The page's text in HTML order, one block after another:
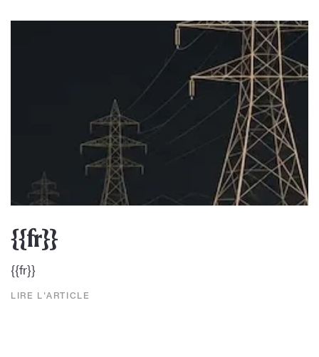
{{fr}}
{{fr}}
LIRE L'ARTICLE